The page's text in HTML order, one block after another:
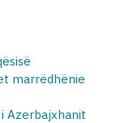
marrëdhënie
Azerbajxhanit